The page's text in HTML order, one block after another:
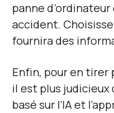
panne d’ordinateur
accident.
fournira des
Enfin, pour en tirer
il est plus judicieux
basé sur l’IA et